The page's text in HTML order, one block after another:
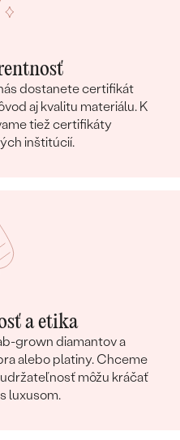
dostanete certifikát
aj kvalitu materiálu. K
tiež certifikáty
inštitúcií.
a etika
grown diamantov a
alebo platiny. Chceme
môžu kráčať
luxusom.